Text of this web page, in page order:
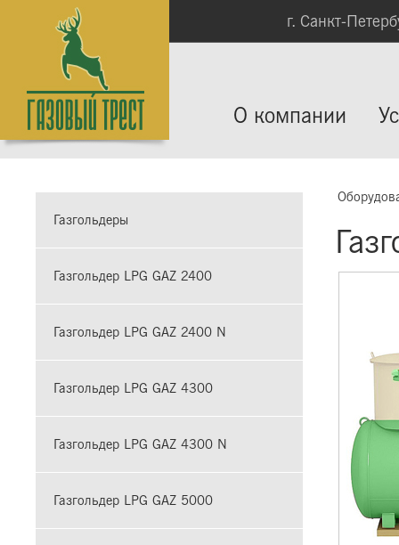
г. Санкт-
О компании
Газгольдеры
Газгольдер LPG GAZ 2400
Газгольдер LPG GAZ 2400 N
Газгольдер LPG GAZ 4300
Газгольдер LPG GAZ 4300 N
Газгольдер LPG GAZ 5000